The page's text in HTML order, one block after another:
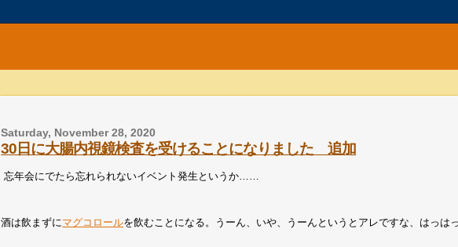
Saturday, November 28, 2020
30日に大腸内視鏡検査を受けることになりました 追加
忘年会にでたら忘れられないイベント発生というか……
酒は飲まずにマグコロールを飲むことになる。うーん、いや、うーんというとアレですな、はっはっ